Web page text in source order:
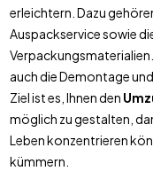
erleichtern. Dazu
Auspackservice sowie
auch die Demontage
Ziel ist es, Ihnen den
möglich zu gestalten,
Leben konzentrieren
kümmern.